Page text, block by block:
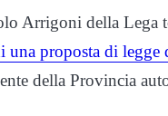
Arrigoni della Lega
una proposta di legge
della Provincia